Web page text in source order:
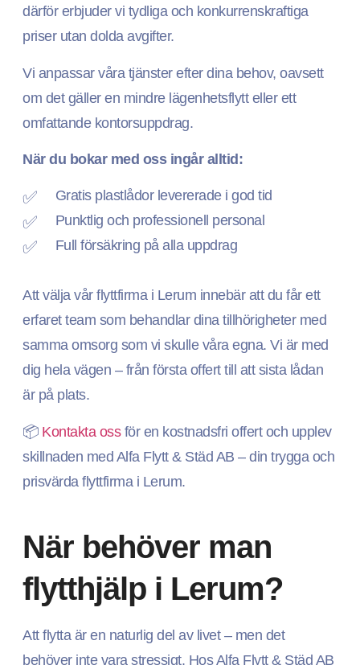
därför erbjuder vi tydliga och konkurrenskraftiga
priser utan dolda avgifter.
Vi anpassar våra tjänster efter dina behov, oavsett
om det gäller en mindre lägenhetsflytt eller ett
omfattande kontorsuppdrag.
När du bokar med oss ingår alltid:
Gratis plastlådor levererade i god tid
Punktlig och professionell personal
Full försäkring på alla uppdrag
Att välja vår flyttfirma i Lerum innebär att du får ett
erfaret team som behandlar dina tillhörigheter med
samma omsorg som vi skulle våra egna. Vi är med
dig hela vägen – från första offert till att sista lådan
är på plats.
📦 Kontakta ossför en kostnadsfri offert och upplev
skillnaden med Alfa Flytt & Städ AB – din trygga och
prisvärda flyttfirma i Lerum.
När behöver man
flytthjälp i Lerum?
Att flytta är en naturlig del av livet – men det
behöver inte vara stressigt. Hos Alfa Flytt & Städ AB